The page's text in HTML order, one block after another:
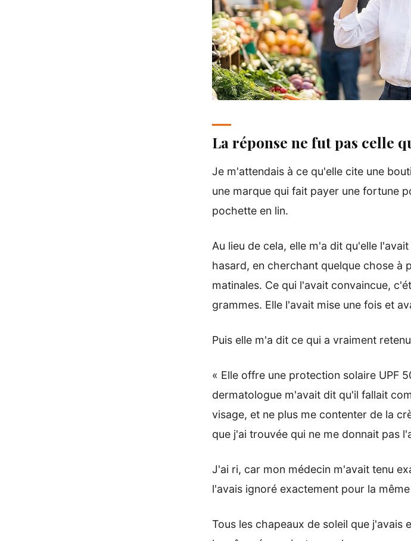
La réponse ne fut pas celle
Je m'attendais à ce qu'elle cite une
une marque qui fait payer une fortune
pochette en lin.
Au lieu de cela, elle m'a dit qu'elle
hasard, en cherchant quelque chose à
matinales. Ce qui l'avait convaincue,
grammes. Elle l'avait mise une fois et
Puis elle m'a dit ce qui a vraiment
« Elle offre une protection solaire UPF
dermatologue m'avait dit qu'il fallait
visage, et ne plus me contenter de la
que j'ai trouvée qui ne me donnait pas
J'ai ri, car mon médecin m'avait tenu
l'avais ignoré exactement pour la
Tous les chapeaux de soleil que j'avais